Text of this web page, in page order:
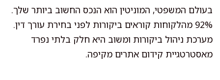
בעולם המשפטי, המוניטין הוא הנכס החשוב ביותר שלך.
92% מהלקוחות קוראים ביקורות לפני בחירת עורך דין.
מערכת ניהול ביקורות ומשוב היא חלק בלתי נפרד
מאסטרטגיית קידום אתרים מקיפה.